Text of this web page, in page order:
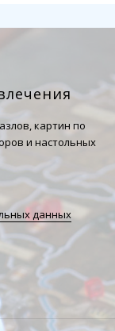
картин по
и настольных
данных